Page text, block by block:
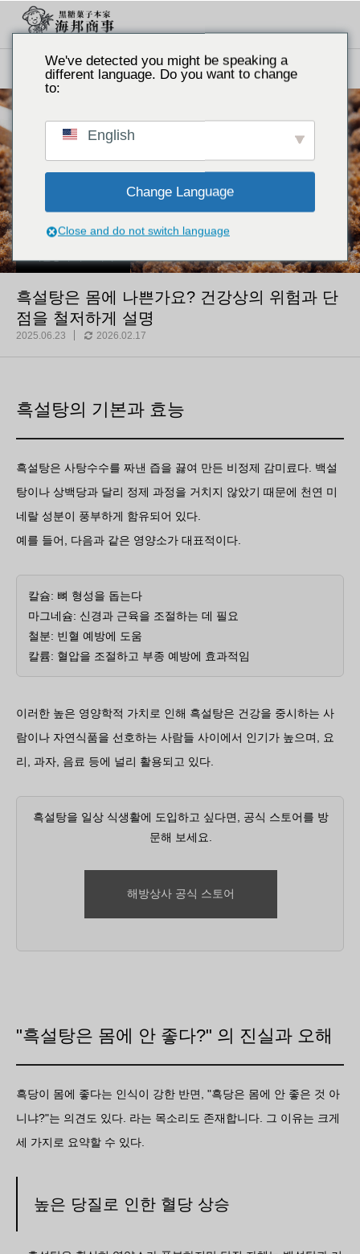
토픽 흑설탕의 기초 지식 흑설탕은 몸에 나쁜가요? 건강상의 위험과 단점을 철저하게 설명
흑설탕은 몸에 나쁜가요? 건강상의 위험과 단
점을 철저하게 설명
2025.06.23 2026.02.17
흑설탕의 기본과 효능
흑설탕은 사탕수수를 짜낸 즙을 끓여 만든 비정제 감미료다. 백설
탕이나 상백당과 달리 정제 과정을 거치지 않았기 때문에 천연 미
네랄 성분이 풍부하게 함유되어 있다.
예를 들어, 다음과 같은 영양소가 대표적이다.
칼슘: 뼈 형성을 돕는다
마그네슘: 신경과 근육을 조절하는 데 필요
철분: 빈혈 예방에 도움
칼륨: 혈압을 조절하고 부종 예방에 효과적임
이러한 높은 영양학적 가치로 인해 흑설탕은 건강을 중시하는 사
람이나 자연식품을 선호하는 사람들 사이에서 인기가 높으며, 요
리, 과자, 음료 등에 널리 활용되고 있다.
흑설탕을 일상 식생활에 도입하고 싶다면, 공식 스토어를 방
문해 보세요.
해방상사 공식 스토어
"흑설탕은 몸에 안 좋다?" 의 진실과 오해
흑당이 몸에 좋다는 인식이 강한 반면, "흑당은 몸에 안 좋은 것 아
니냐?"는 의견도 있다. 라는 목소리도 존재합니다. 그 이유는 크게
세 가지로 요약할 수 있다.
높은 당질로 인한 혈당 상승
We've detected you might be speaking a
different language. Do you want to change
to:
English
Change Language
Close and do not switch language